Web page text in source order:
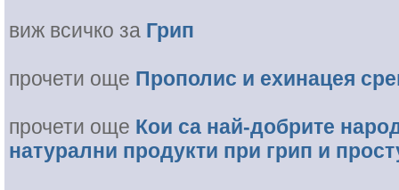
виж всичко за Грип
прочети още Прополис и ехинацея
прочети още Кои са най-добрите
натурални продукти при грип и